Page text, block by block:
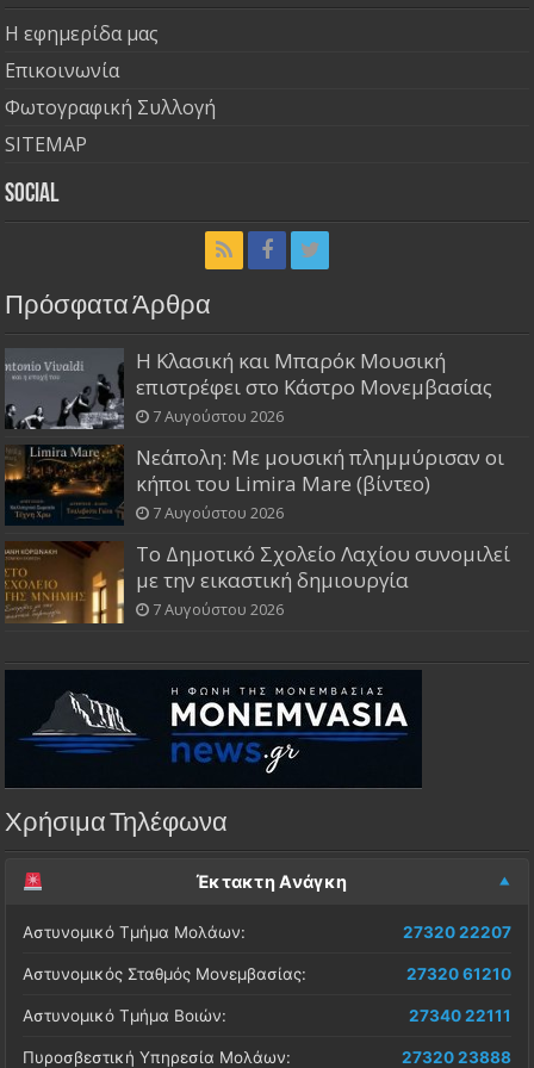
Η εφημερίδα μας
Επικοινωνία
Φωτογραφική Συλλογή
SITEMAP
Social
Πρόσφατα Άρθρα
Η Κλασική και Μπαρόκ Μουσική
επιστρέφει στο Κάστρο Μονεμβασίας
7 Αυγούστου 2026
Νεάπολη: Με μουσική πλημμύρισαν οι
κήποι του Limira Mare (βίντεο)
7 Αυγούστου 2026
Το Δημοτικό Σχολείο Λαχίου συνομιλεί
με την εικαστική δημιουργία
7 Αυγούστου 2026
Χρήσιμα Τηλέφωνα
Έκτακτη Ανάγκη
Αστυνομικό Τμήμα Μολάων: 27320 22207
Αστυνομικός Σταθμός Μονεμβασίας: 27320 61210
Αστυνομικό Τμήμα Βοιών: 27340 22111
Πυροσβεστική Υπηρεσία Μολάων: 27320 23888